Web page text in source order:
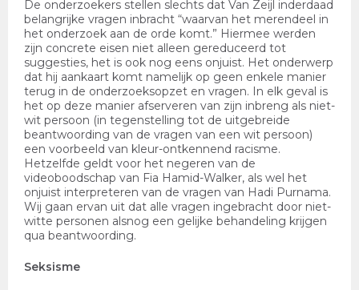
De onderzoekers stellen slechts dat Van Zeijl inderdaad
belangrijke vragen inbracht “waarvan het merendeel in
het onderzoek aan de orde komt.” Hiermee werden
zijn concrete eisen niet alleen gereduceerd tot
suggesties, het is ook nog eens onjuist. Het onderwerp
dat hij aankaart komt namelijk op geen enkele manier
terug in de onderzoeksopzet en vragen. In elk geval is
het op deze manier afserveren van zijn inbreng als niet-
wit persoon (in tegenstelling tot de uitgebreide
beantwoording van de vragen van een wit persoon)
een voorbeeld van kleur-ontkennend racisme.
Hetzelfde geldt voor het negeren van de
videoboodschap van Fia Hamid-Walker, als wel het
onjuist interpreteren van de vragen van Hadi Purnama.
Wij gaan ervan uit dat alle vragen ingebracht door niet-
witte personen alsnog een gelijke behandeling krijgen
qua beantwoording.
Seksisme